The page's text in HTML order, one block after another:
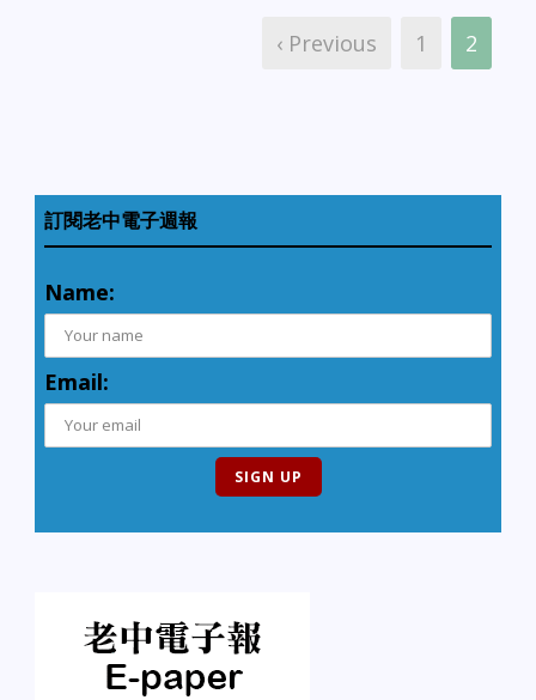
‹ Previous 1 2
訂閱老中電子週報
Name:
Email: